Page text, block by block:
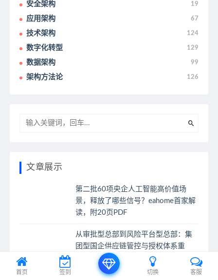
安全架构 19
应用架构 67
技术架构 124
数字化转型 129
数据架构 99
架构方法论 126
文章展示
第二批60项央企人工智能高价值场
景，释放了哪些信号？eahome首家解
读，附20页PDF
从审批型总部到风险平台型总部：集
团型国企供应链管控与授权体系重
构，附31页PDF
首页 签到 切换 客服